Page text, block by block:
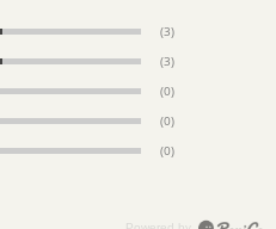
(3)
(3)
(0)
(0)
(0)